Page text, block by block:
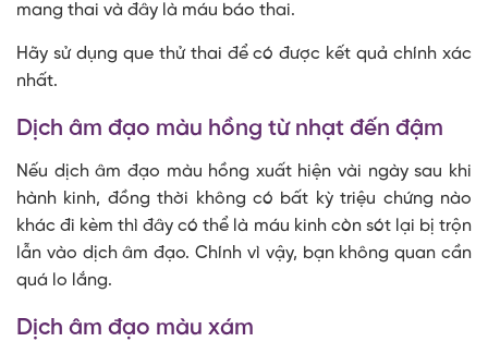
mang thai và đây là máu báo thai.
Hãy sử dụng que thử thai để có được kết quả chính xác
nhất.
Dịch âm đạo màu hồng từ nhạt đến đậm
Nếu dịch âm đạo màu hồng xuất hiện vài ngày sau khi
hành kinh, đồng thời không có bất kỳ triệu chứng nào
khác đi kèm thì đây có thể là máu kinh còn sót lại bị trộn
lẫn vào dịch âm đạo. Chính vì vậy, bạn không quan cần
quá lo lắng.
Dịch âm đạo màu xám